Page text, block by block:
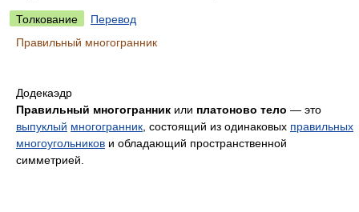
Толкование
Перевод
Правильный многогранник
Додекаэдр
Правильный многогранник или платоново тело — это
выпуклый многогранник , состоящий из одинаковых правильных
многоугольников и обладающий пространственной
симметрией.